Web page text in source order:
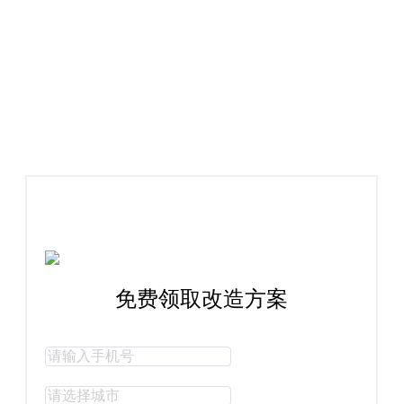
免费领取改造方案